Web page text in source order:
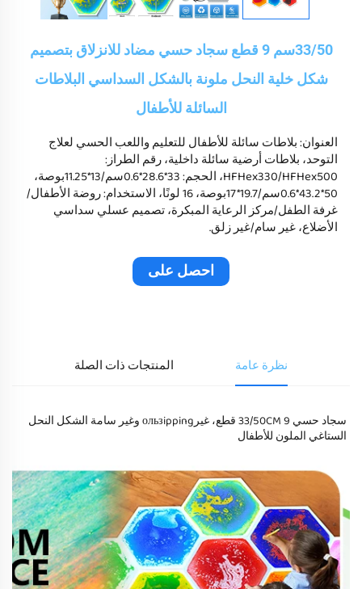
33/50سم 9 قطع سجاد حسي مضاد للانزلاق بتصميم
شكل خلية النحل ملونة بالشكل السداسي البلاطات
السائلة للأطفال
العنوان: بلاطات سائلة للأطفال للتعليم واللعب الحسي لعلاج
التوحد، بلاطات أرضية سائلة داخلية، رقم الطراز:
HFHex330/HFHex500، الحجم: 33*28.6*0.6سم/13*11.25بوصة،
50*43.2*0.6سم/19.7*17بوصة، 16 لونًا، الاستخدام: روضة الأطفال/
غرفة الطفل/مركز الرعاية المبكرة، تصميم عسلي سداسي
الأضلاع، غير سام/غير زلق.
احصل على
نظرة عامة المنتجات ذات الصلة
الستاغي الملون للأطفال